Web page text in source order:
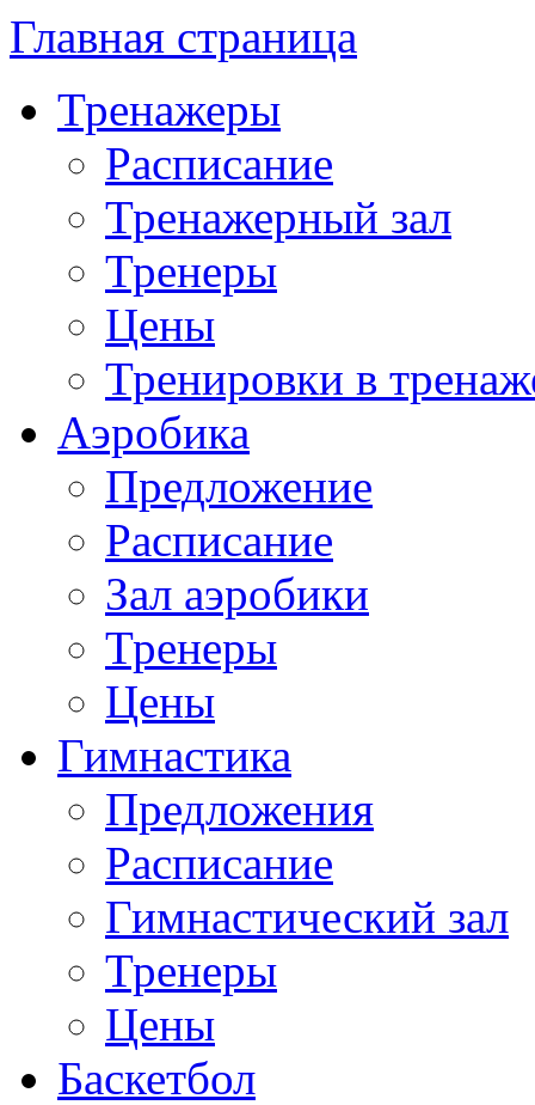
Главная страница
Тренажеры
Расписание
Тренажерный зал
Тренеры
Цены
Тренировки в
Аэробика
Предложение
Расписание
Зал аэробики
Тренеры
Цены
Гимнастика
Предложения
Расписание
Гимнастический зал
Тренеры
Цены
Баскетбол